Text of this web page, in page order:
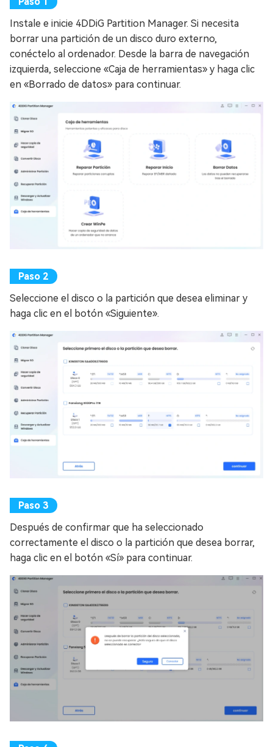
Instale e inicie 4DDiG Partition Manager. Si necesita
borrar una partición de un disco duro externo,
conéctelo al ordenador. Desde la barra de navegación
izquierda, seleccione «Caja de herramientas» y haga clic
en «Borrado de datos» para continuar.
Seleccione el disco o la partición que desea eliminar y
haga clic en el botón «Siguiente».
Después de confirmar que ha seleccionado
correctamente el disco o la partición que desea borrar,
haga clic en el botón «Sí» para continuar.